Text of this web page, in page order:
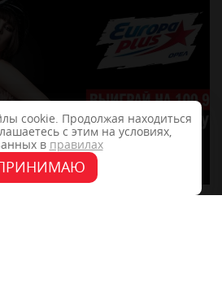
cookie. Продолжая находиться
с этим на условиях,
в правилах